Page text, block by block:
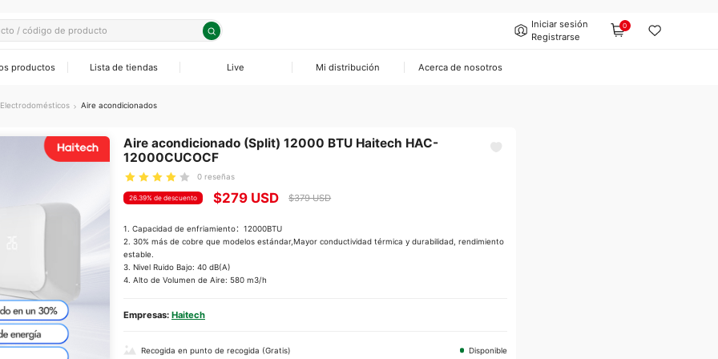
Iniciar sesión
Registrarse
0
y Componentes
Solares
productos Lista de tiendas Live Mi distribución Acerca de nosotros
Electrodomésticos Aire acondicionados
Aire acondicionado (Split) 12000 BTU Haitech HAC-
12000CUCOCF
0 reseñas
26.39% de descuento $279 USD $379 USD
1. Capacidad de enfriamiento：12000BTU
2. 30% más de cobre que modelos estándar,Mayor conductividad térmica y durabilidad, rendimiento
estable.
3. Nivel Ruido Bajo: 40 dB(A)
Empresas: Haitech
Recogida en punto de recogida (Gratis)
Disponible